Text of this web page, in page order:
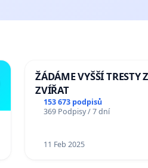
ŽÁDÁME VYŠŠÍ TRESTY
ZVÍŘAT
153 673 podpisů
369 Podpisy / 7 dní
11 Feb 2025